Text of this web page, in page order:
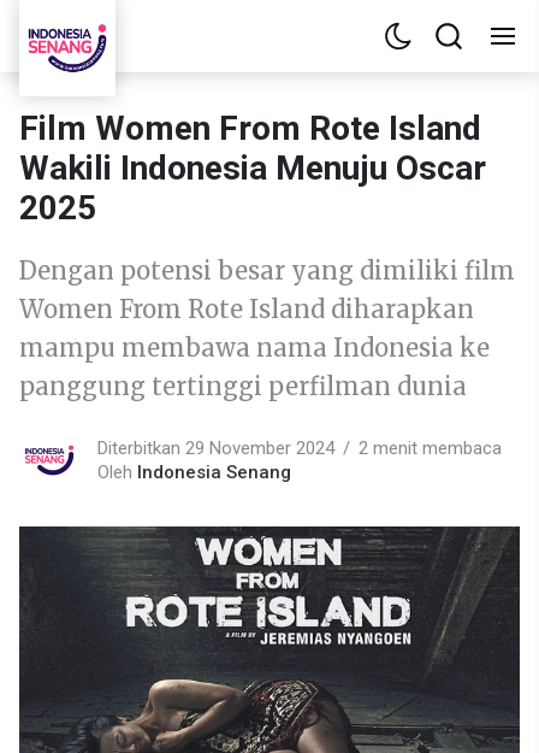
Film Women From Rote Island
Wakili Indonesia Menuju Oscar
2025
Dengan potensi besar yang dimiliki film
Women From Rote Island diharapkan
mampu membawa nama Indonesia ke
panggung tertinggi perfilman dunia
Diterbitkan 29 November 2024
2 menit membaca
Oleh Indonesia Senang